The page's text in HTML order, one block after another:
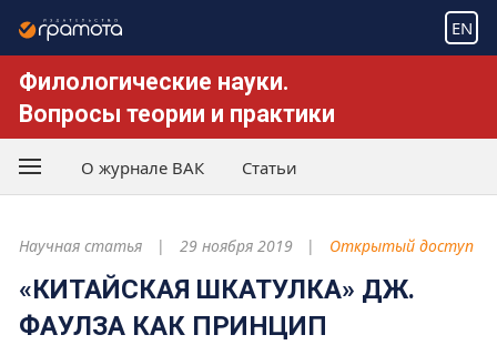
EN
Филологические науки.
Вопросы теории и практики
О журнале ВАК Статьи
Научная статья 29 ноября 2019 Открытый доступ
«КИТАЙСКАЯ ШКАТУЛКА» ДЖ.
ФАУЛЗА КАК ПРИНЦИП